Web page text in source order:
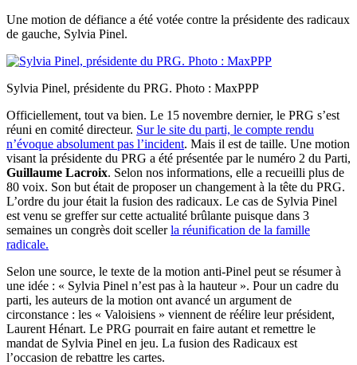
Une motion de défiance a été votée contre la présidente des radicaux
de gauche, Sylvia Pinel.
Sylvia Pinel, présidente du PRG. Photo : MaxPPP
Officiellement, tout va bien. Le 15 novembre dernier, le PRG s’est
réuni en comité directeur. Sur le site du parti, le compte rendu
n’évoque absolument pas l’incident. Mais il est de taille. Une motion
visant la présidente du PRG a été présentée par le numéro 2 du Parti,
Guillaume Lacroix. Selon nos informations, elle a recueilli plus de
80 voix. Son but était de proposer un changement à la tête du PRG.
L’ordre du jour était la fusion des radicaux. Le cas de Sylvia Pinel
est venu se greffer sur cette actualité brûlante puisque dans 3
semaines un congrès doit scellerla réunification de la famille
radicale.
Selon une source, le texte de la motion anti-Pinel peut se résumer à
une idée : « Sylvia Pinel n’est pas à la hauteur ». Pour un cadre du
parti, les auteurs de la motion ont avancé un argument de
circonstance : les « Valoisiens » viennent de réélire leur président,
Laurent Hénart. Le PRG pourrait en faire autant et remettre le
mandat de Sylvia Pinel en jeu. La fusion des Radicaux est
l’occasion de rebattre les cartes.